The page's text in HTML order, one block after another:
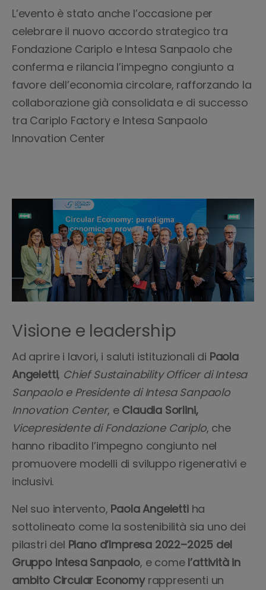
L’evento è stato anche l’occasione per
celebrare il nuovo accordo strategico tra
Fondazione Cariplo e Intesa Sanpaolo che
conferma e rilancia l’impegno congiunto a
favore dell’economia circolare, rafforzando la
collaborazione già consolidata e di successo
tra Cariplo Factory e Intesa Sanpaolo
Innovation Center
Visione e leadership
Ad aprire i lavori, i saluti istituzionali di Paola
Angeletti, Chief Sustainability Officer di Intesa
Sanpaolo e Presidente di Intesa Sanpaolo
Innovation Center, e Claudia Sorlini,
Vicepresidente di Fondazione Cariplo, che
hanno ribadito l’impegno congiunto nel
promuovere modelli di sviluppo rigenerativi e
inclusivi.
Nel suo intervento, Paola Angelettiha
sottolineato come la sostenibilità sia uno dei
pilastri del Piano d’Impresa 2022–2025 del
Gruppo Intesa Sanpaolo, e come l’attività in
ambito Circular Economyrappresenti un